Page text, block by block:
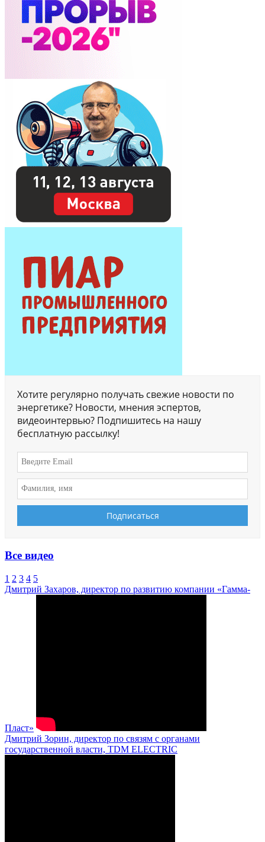
Хотите регулярно получать свежие новости по
энергетике? Новости, мнения эспертов,
видеоинтервью? Подпишитесь на нашу
бесплатную рассылку!
Все видео
1 2 3 4 5
Дмитрий Захаров, директор по развитию компании «Гамма-
Пласт»
Дмитрий Зорин, директор по связям с органами
государственной власти, TDM ELECTRIC